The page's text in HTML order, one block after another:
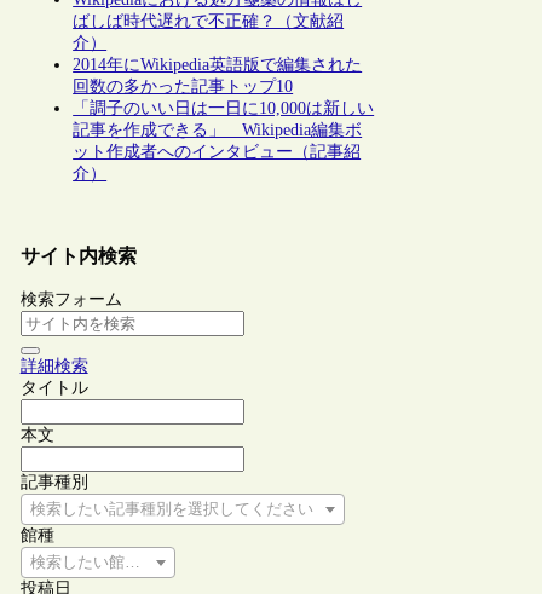
ばしば時代遅れで不正確？（文献紹
介）
2014年にWikipedia英語版で編集された
回数の多かった記事トップ10
「調子のいい日は一日に10,000は新しい
記事を作成できる」 Wikipedia編集ボ
ット作成者へのインタビュー（記事紹
介）
サイト内検索
検索フォーム
詳細検索
タイトル
本文
記事種別
検索したい記事種別を選択してください
館種
検索したい館種を選択してください
投稿日